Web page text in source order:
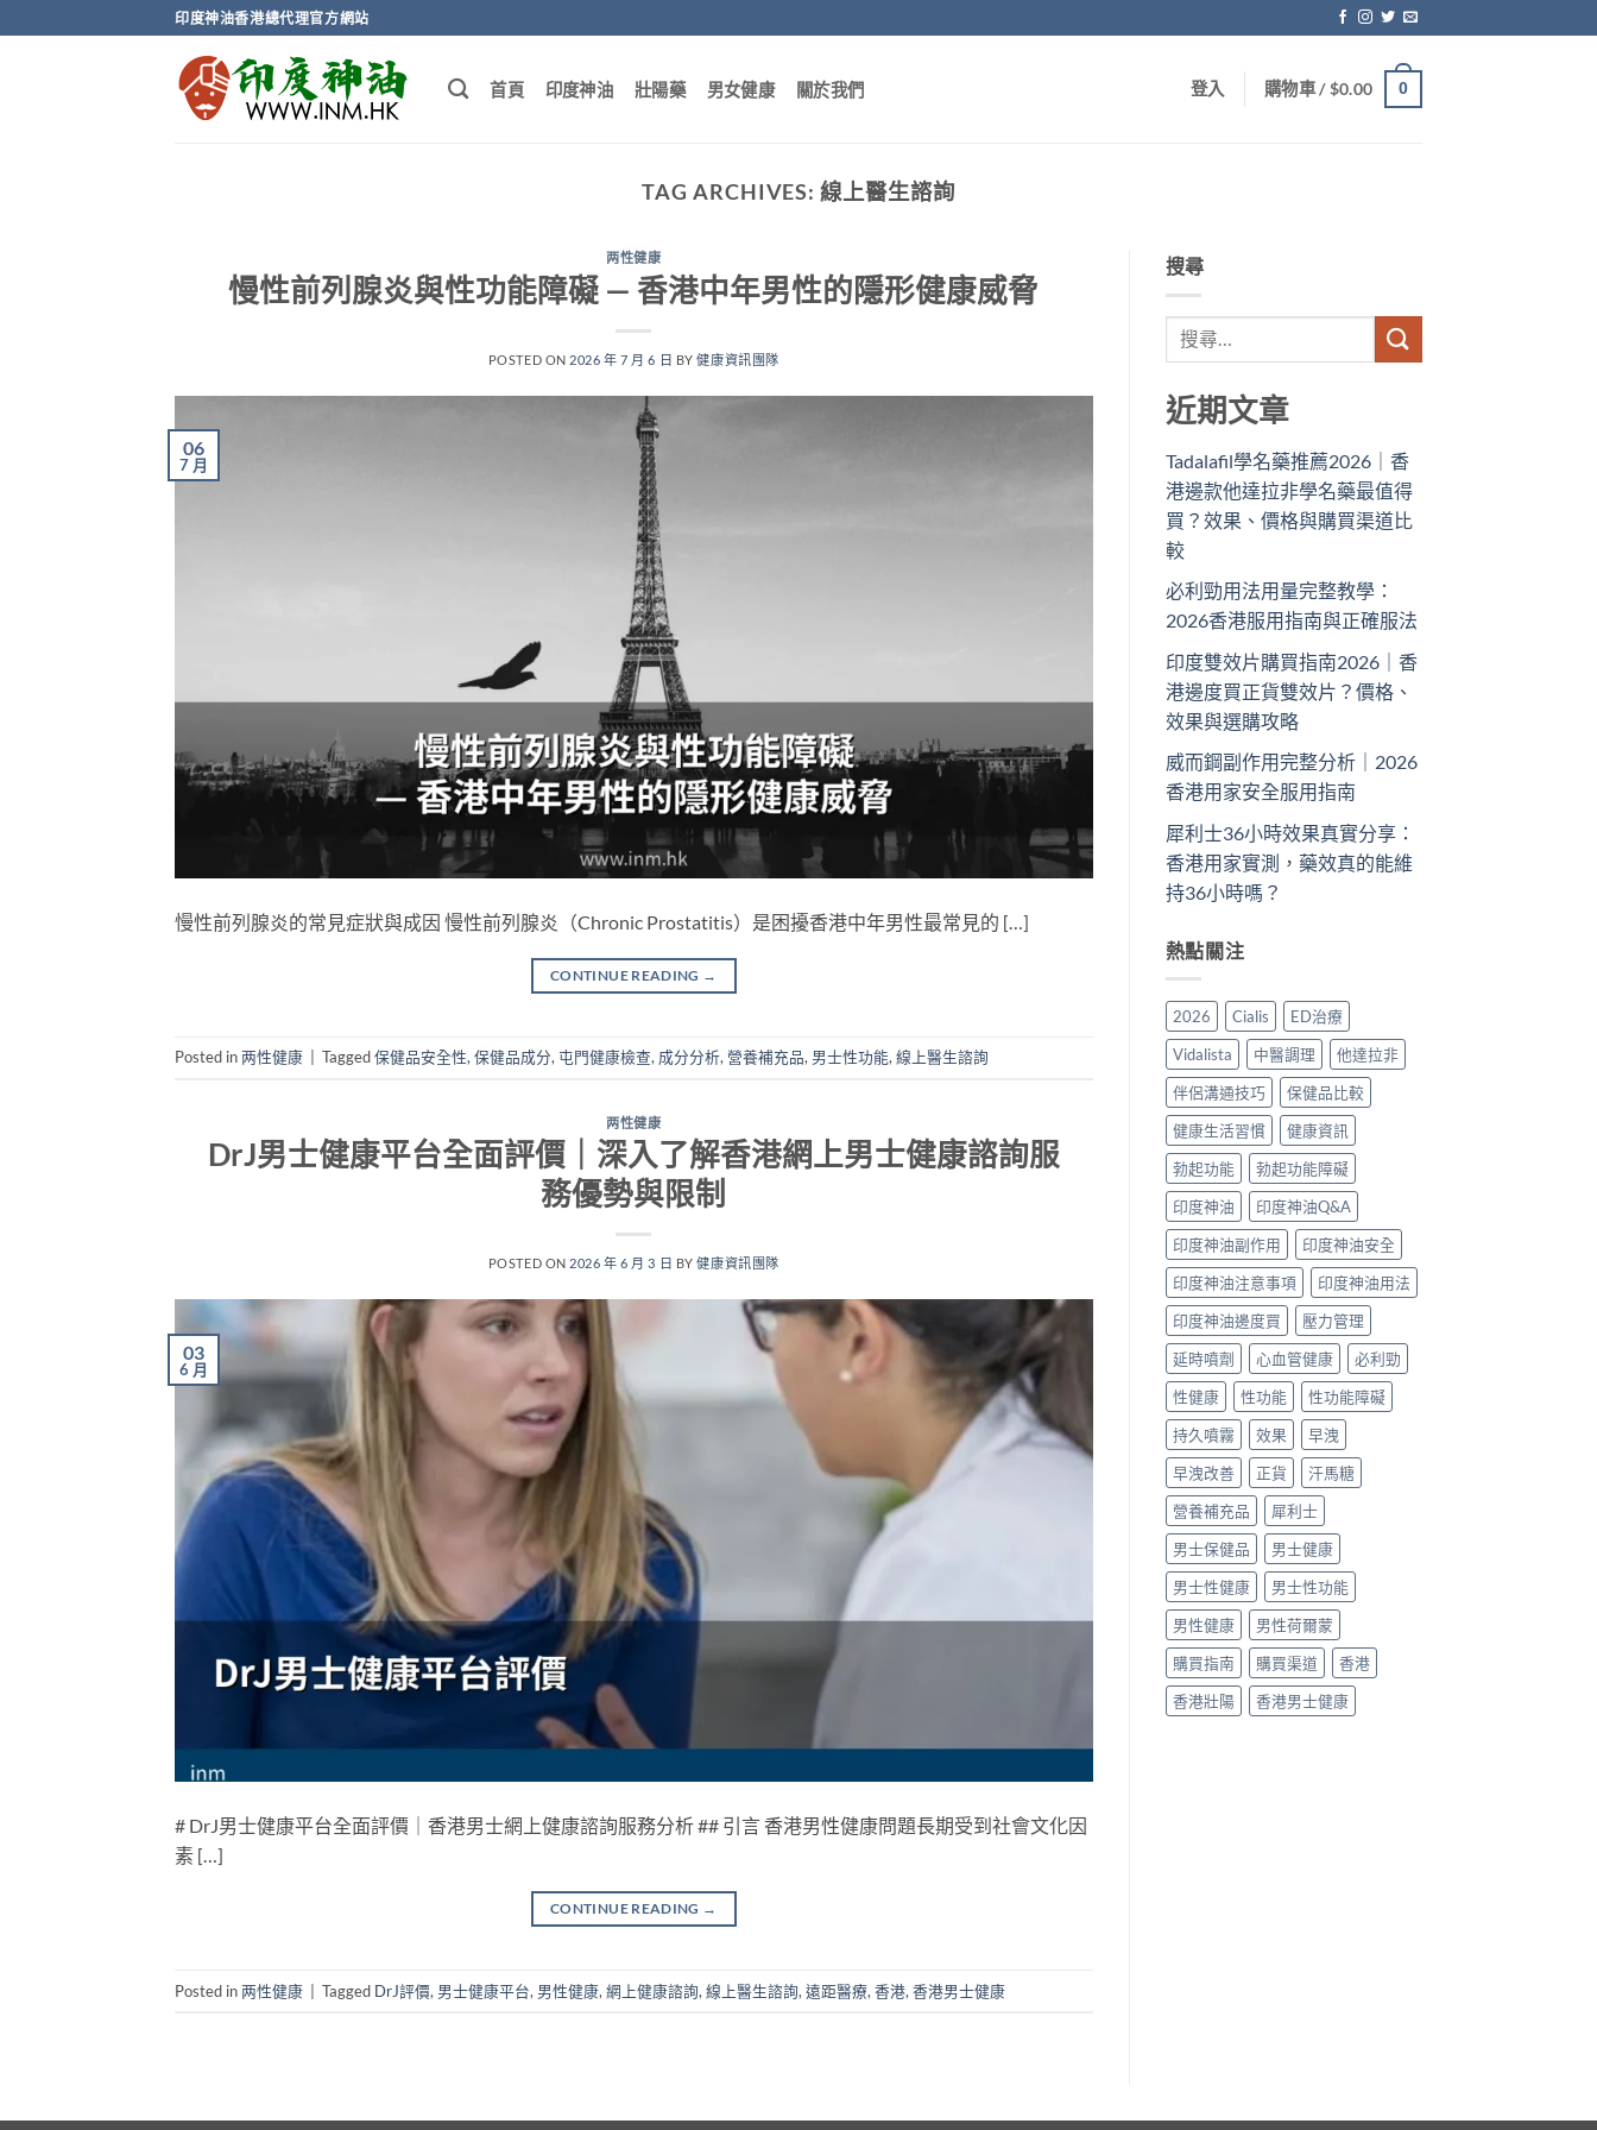
to
印度神油香港總代理官方網站
首頁 印度神油 壯陽藥 男女健康 關於我們 登入 購物車 /$0.00 0
TAG ARCHIVES:線上醫生諮詢
两性健康
慢性前列腺炎與性功能障礙 — 香港中年男性的隱形健康威脅
POSTED ON 2026 年 7 月 6 日 BY健康資訊團隊
06
7 月
慢性前列腺炎的常見症狀與成因 慢性前列腺炎（Chronic Prostatitis）是困擾香港中年男性最常見的 […]
CONTINUE READING →
Posted in两性健康 Tagged保健品安全性, 保健品成分, 屯門健康檢查, 成分分析, 營養補充品, 男士性功能, 線上醫生諮詢
两性健康
DrJ男士健康平台全面評價｜深入了解香港網上男士健康諮詢服
務優勢與限制
POSTED ON 2026 年 6 月 3 日 BY健康資訊團隊
03
6 月
# DrJ男士健康平台全面評價｜香港男士網上健康諮詢服務分析 ## 引言 香港男性健康問題長期受到社會文化因
素 […]
CONTINUE READING →
Posted in两性健康 | Tagged DrJ評價, 男士健康平台, 男性健康, 網上健康諮詢, 線上醫生諮詢, 遠距醫療, 香港, 香港男士健康
搜尋
近期文章
Tadalafil學名藥推薦2026｜香
港邊款他達拉非學名藥最值得
買？效果、價格與購買渠道比
較
必利勁用法用量完整教學：
2026香港服用指南與正確服法
印度雙效片購買指南2026｜香
港邊度買正貨雙效片？價格、
效果與選購攻略
威而鋼副作用完整分析｜2026
香港用家安全服用指南
犀利士36小時效果真實分享：
香港用家實測，藥效真的能維
持36小時嗎？
熱點關注
2026 Cialis
ED治療
Vidalista
中醫調理
他達拉非
伴侶溝通技巧
保健品比較
健康生活習慣
健康資訊
勃起功能
勃起功能障礙
印度神油
印度神油Q&A
印度神油副作用
印度神油安全
印度神油注意事項
印度神油用法
印度神油邊度買
壓力管理
延時噴劑
心血管健康
必利勁
性健康
性功能
性功能障礙
持久噴霧
效果
早洩
早洩改善
正貨
汗馬糖
營養補充品
犀利士
男士保健品
男士健康
男士性健康
男士性功能
男性健康
男性荷爾蒙
購買指南
購買渠道
香港
香港壯陽
香港男士健康